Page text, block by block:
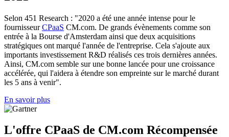
Selon 451 Research : "2020 a été une année intense pour le
fournisseurCPaaS CM.com. De grands évènements comme son
entrée à la Bourse d'Amsterdam ainsi que deux acquisitions
stratégiques ont marqué l'année de l'entreprise. Cela s'ajoute aux
importants investissement R&D réalisés ces trois dernières années.
Ainsi, CM.com semble sur une bonne lancée pour une croissance
accélérée, qui l'aidera à étendre son empreinte sur le marché durant
les 5 ans à venir".
En savoir plus
L'offre CPaaS de CM.com Récompensée